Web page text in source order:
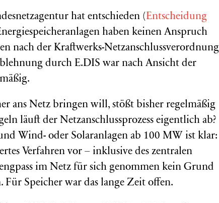
hat entschieden (Entscheidung
haben keinen Anspruch
nach der Kraftwerks-Netzanschlussverordnung
durch E.DIS war nach Ansicht der
ans Netz bringen will, stößt bisher regelmäßig
läuft der Netzanschlussprozess eigentlich ab?
Wind- oder Solaranlagen ab 100 MW ist klar:
Verfahren vor – inklusive des zentralen
im Netz für sich genommen kein Grund
Für Speicher war das lange Zeit offen.